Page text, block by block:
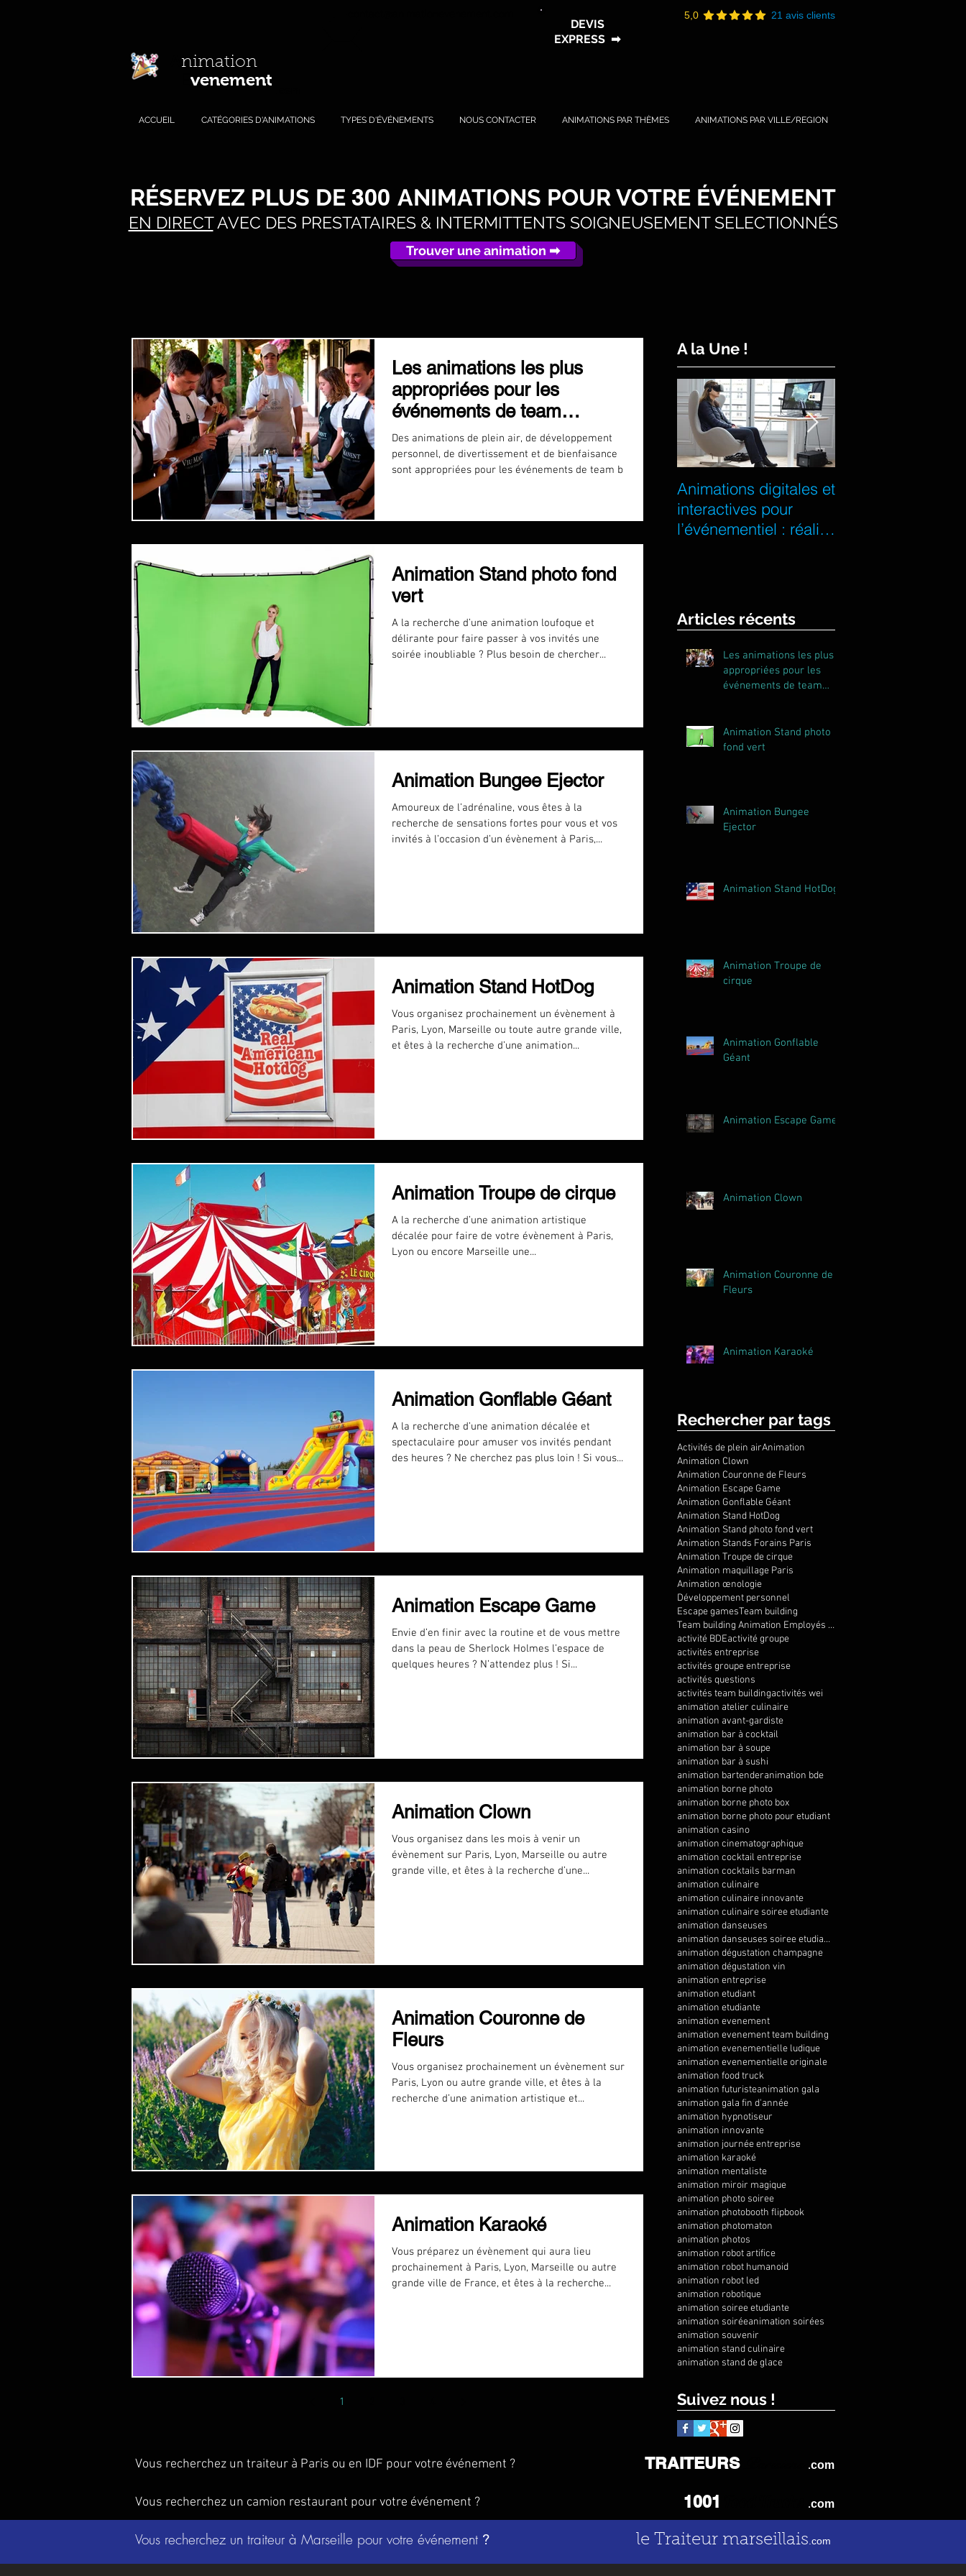
5,0 21 avis clients
nimation
venement
DEVIS
EXPRESS ➡
ACCUEIL CATÉGORIES D'ANIMATIONS TYPES D'ÉVÉNEMENTS NOUS CONTACTER ANIMATIONS PAR THÈMES ANIMATIONS PAR VILLE/REGION
RÉSERVEZ PLUS DE 300 ANIMATIONS POUR VOTRE ÉVÉNEMENT
EN DIRECTAVEC DES PRESTATAIRES & INTERMITTENTS SOIGNEUSEMENT SELECTIONNÉS
Trouver une animation ➡
Les animations les plus
appropriées pour les
événements de team
building
Des animations de plein air, de développement
personnel, de divertissement et de bienfaisance
sont appropriées pour les événements de team b
Animation Stand photo fond
vert
A la recherche d’une animation loufoque et
délirante pour faire passer à vos invités une
soirée inoubliable ? Plus besoin de chercher...
Animation Bungee Ejector
Amoureux de l’adrénaline, vous êtes à la
recherche de sensations fortes pour vous et vos
invités à l’occasion d’un évènement à Paris,...
Animation Stand HotDog
Vous organisez prochainement un évènement à
Paris, Lyon, Marseille ou toute autre grande ville,
et êtes à la recherche d’une animation...
Animation Troupe de cirque
A la recherche d’une animation artistique
décalée pour faire de votre évènement à Paris,
Lyon ou encore Marseille une...
Animation Gonflable Géant
A la recherche d’une animation décalée et
spectaculaire pour amuser vos invités pendant
des heures ? Ne cherchez pas plus loin ! Si vous...
Animation Escape Game
Envie d’en finir avec la routine et de vous mettre
dans la peau de Sherlock Holmes l’espace de
quelques heures ? N’attendez plus ! Si...
Animation Clown
Vous organisez dans les mois à venir un
évènement sur Paris, Lyon, Marseille ou autre
grande ville, et êtes à la recherche d’une...
Animation Couronne de
Fleurs
Vous organisez prochainement un évènement sur
Paris, Lyon ou autre grande ville, et êtes à la
recherche d’une animation artistique et...
Animation Karaoké
Vous préparez un évènement qui aura lieu
prochainement à Paris, Lyon, Marseille ou autre
grande ville de France, et êtes à la recherche...
1
A la Une !
Animations digitales et
interactives pour
l’événementiel : réalité
Articles récents
Les animations les plus
appropriées pour les
événements de team
Animation Stand photo
fond vert
Animation Bungee
Ejector
Animation Stand HotDog
Animation Troupe de
cirque
Animation Gonflable
Géant
Animation Escape Game
Animation Clown
Animation Couronne de
Fleurs
Animation Karaoké
Rechercher par tags
Activités de plein airAnimation
Animation Clown
Animation Couronne de Fleurs
Animation Escape Game
Animation Gonflable Géant
Animation Stand HotDog
Animation Stand photo fond vert
Animation Stands Forains Paris
Animation Troupe de cirque
Animation maquillage Paris
Animation œnologie
Développement personnel
Escape gamesTeam building
Team building Animation Employés Communication Collaboration Plein air Développement personnel Diver
activité BDEactivité groupe
activités entreprise
activités groupe entreprise
activités questions
activités team buildingactivités wei
animation atelier culinaire
animation avant-gardiste
animation bar à cocktail
animation bar à soupe
animation bar à sushi
animation bartenderanimation bde
animation borne photo
animation borne photo box
animation borne photo pour etudiant
animation casino
animation cinematographique
animation cocktail entreprise
animation cocktails barman
animation culinaire
animation culinaire innovante
animation culinaire soiree etudiante
animation danseuses
animation danseuses soiree etudiante
animation dégustation champagne
animation dégustation vin
animation entreprise
animation etudiant
animation etudiante
animation evenement
animation evenement team building
animation evenementielle ludique
animation evenementielle originale
animation food truck
animation futuristeanimation gala
animation gala fin d'année
animation hypnotiseur
animation innovante
animation journée entreprise
animation karaoké
animation mentaliste
animation miroir magique
animation photo soiree
animation photobooth flipbook
animation photomaton
animation photos
animation robot artifice
animation robot humanoid
animation robot led
animation robotique
animation soiree etudiante
animation soiréeanimation soirées
animation souvenir
animation stand culinaire
animation stand de glace
Suivez nous !
Vous recherchez un traiteur à Paris ou en IDF pour votre événement ? TRAITEURS .com
Vous recherchez un camion restaurant pour votre événement ? 1001 .com
Vous recherchez un traiteur à Marseille pour votre événement ? le Traiteur marseillais .com